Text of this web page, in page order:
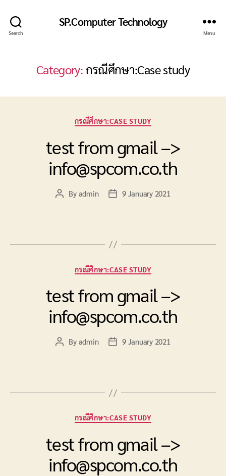
Search
SP.Computer Technology
Menu
Category: กรณีศึกษา:Case study
Categories
กรณีศึกษา:CASE STUDY
test from gmail –>
info@spcom.co.th
PostBy admin
Post9 January 2021
Categories
กรณีศึกษา:CASE STUDY
test from gmail –>
info@spcom.co.th
PostBy admin
Post9 January 2021
Categories
กรณีศึกษา:CASE STUDY
test from gmail –>
info@spcom.co.th